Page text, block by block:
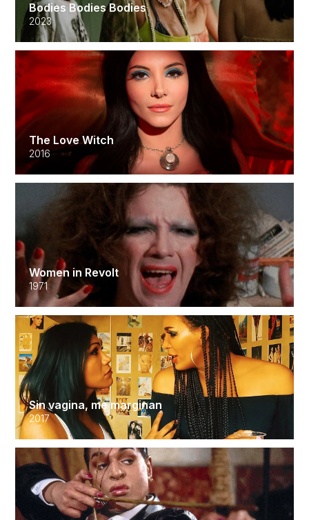
Bodies Bodies Bodies
2023
The Love Witch
2016
Women in Revolt
1971
Sin vagina, me marginan
2017